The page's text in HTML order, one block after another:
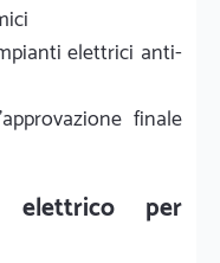
elettrici anti-
finale
elettrico per